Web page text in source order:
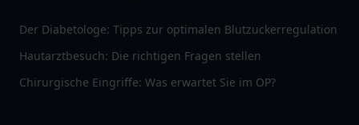
Der Diabetologe: Tipps zur optimalen Blutzuckerregulation
Hautarztbesuch: Die richtigen Fragen stellen
Chirurgische Eingriffe: Was erwartet Sie im OP?